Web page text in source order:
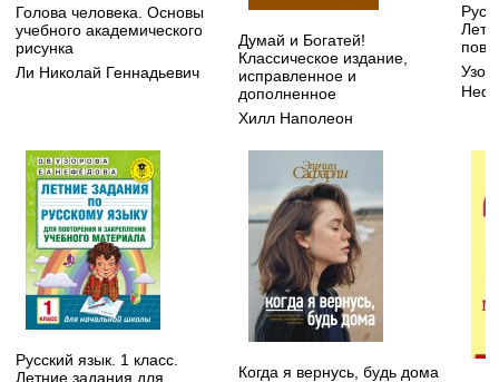
Голова человека. Основы
учебного академического
рисунка
Ли Николай Геннадьевич
Думай и Богатей!
Классическое издание,
исправленное и
дополненное
Хилл Наполеон
Русский язык. 1 класс.
Летние задания для
Когда я вернусь, будь дома